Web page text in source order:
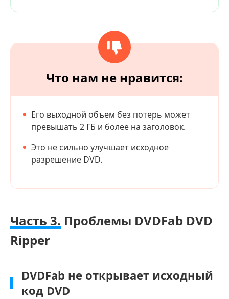
Что нам не нравится:
Его выходной объем без потерь может
превышать 2 ГБ и более на заголовок.
Это не сильно улучшает исходное
разрешение DVD.
Часть 3. Проблемы DVDFab DVD
Ripper
DVDFab не открывает исходный
код DVD